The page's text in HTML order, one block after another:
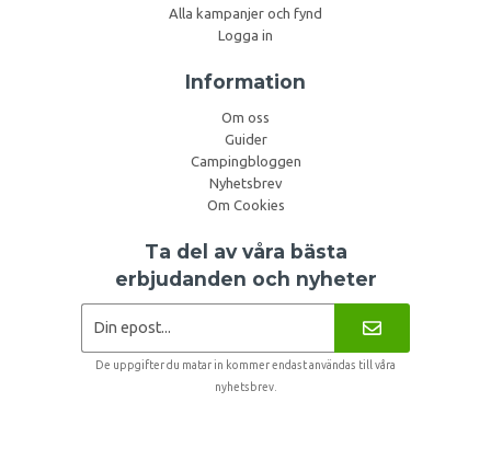
Alla kampanjer och fynd
Logga in
Information
Om oss
Guider
Campingbloggen
Nyhetsbrev
Om Cookies
Ta del av våra bästa
erbjudanden och nyheter
De uppgifter du matar in kommer endast användas till våra
nyhetsbrev.